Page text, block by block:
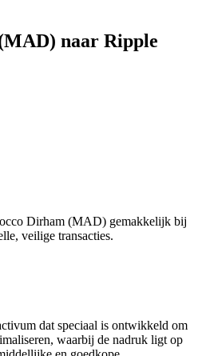
naar Ripple
Dirham (MAD) gemakkelijk bij
veilige transacties.
dat speciaal is ontwikkeld om
waarbij de nadruk ligt op